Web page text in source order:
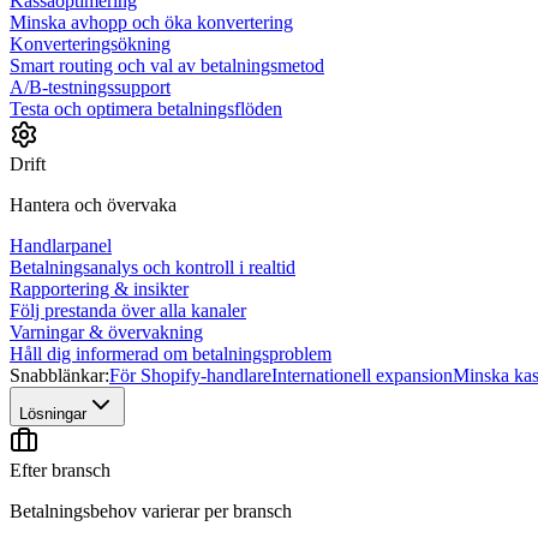
Minska avhopp och öka konvertering
Konverteringsökning
Smart routing och val av betalningsmetod
A/B-testningssupport
Testa och optimera betalningsflöden
Drift
Hantera och övervaka
Handlarpanel
Betalningsanalys och kontroll i realtid
Rapportering & insikter
Följ prestanda över alla kanaler
Varningar & övervakning
Håll dig informerad om betalningsproblem
Snabblänkar:För Shopify-handlareInternationell expansionMinska
Lösningar
Efter bransch
Betalningsbehov varierar per bransch